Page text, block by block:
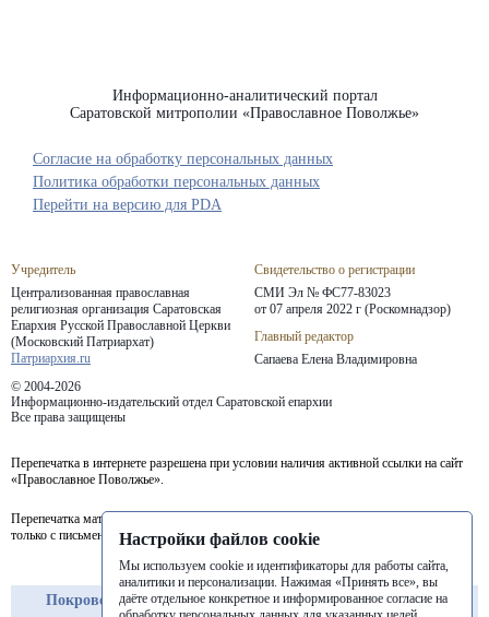
Информационно-аналитический портал
Саратовской митрополии «Православное Поволжье»
Учредитель
Централизованная православная
религиозная организация Саратовская
Епархия Русской Православной Церкви
(Московский Патриархат)
Патриархия.ru
Свидетельство о регистрации
СМИ Эл № ФС77-83023
от 07 апреля 2022 г (Роскомнадзор)
Главный редактор
Сапаева Елена Владимировна
© 2004-2026
Информационно-издательский отдел Саратовской епархии
Все права защищены
Согласие на обработку персональных данных
Политика обработки персональных данных
Перепечатка в интернете разрешена при условии наличия активной ссылки на сайт
«Православное Поволжье».
Перепечатка материалов портала в печатных изданиях (книгах, прессе) возможна
только с письменного разрешения редакции.
Покровская
Балашовская
Балаковская
Перейти на версию для PDA
Настройки файлов cookie
Мы используем cookie и идентификаторы для работы сайта,
аналитики и персонализации. Нажимая «Принять все», вы
даёте отдельное конкретное и информированное согласие на